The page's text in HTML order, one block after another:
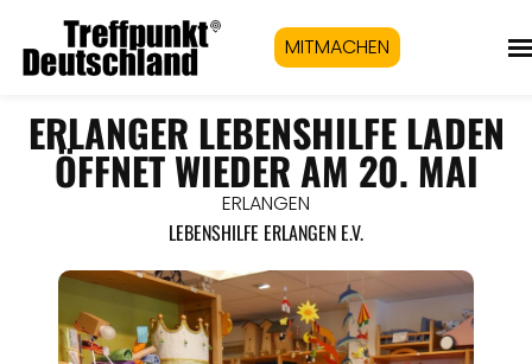
MITMACHEN
ERLANGER LEBENSHILFE LADEN
ÖFFNET WIEDER AM 20. MAI
ERLANGEN
LEBENSHILFE ERLANGEN E.V.